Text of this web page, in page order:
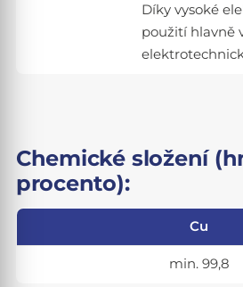
Díky vysoké
použití hlavně
Chemické složení
procento):
Cu
min. 99,8